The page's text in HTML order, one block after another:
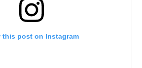
this post on Instagram